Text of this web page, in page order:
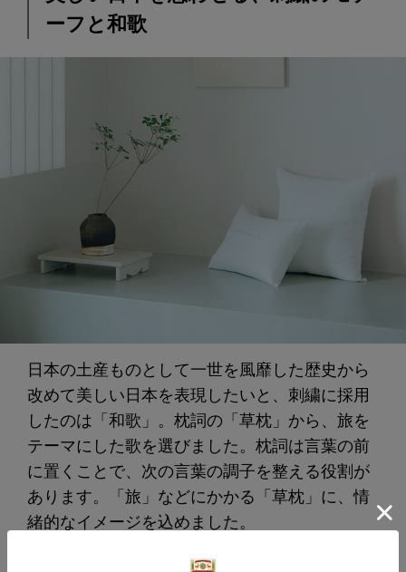
ーフと和歌
日本の土産ものとして一世を風靡した歴史から
改めて美しい日本を表現したいと、刺繍に採用
したのは「和歌」。枕詞の「草枕」から、旅を
テーマにした歌を選びました。枕詞は言葉の前
に置くことで、次の言葉の調子を整える役割が
あります。「旅」などにかかる「草枕」に、情
緒的なイメージを込めました。